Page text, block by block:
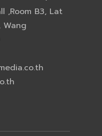
,Room B3, Lat
Wang